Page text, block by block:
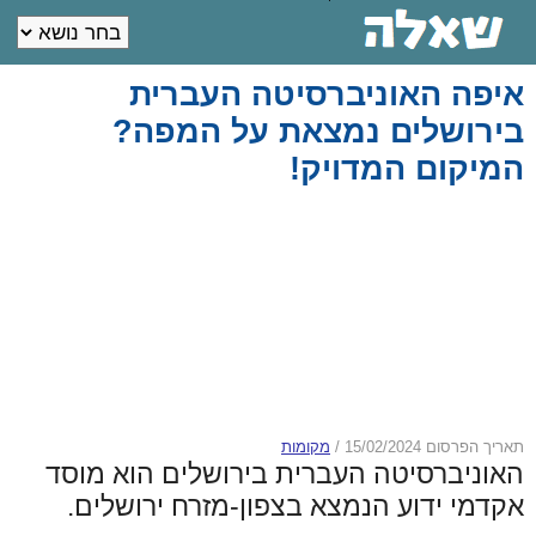
איפה האוניברסיטה העברית
בירושלים נמצאת על המפה?
המיקום המדויק!
תאריך הפרסום 15/02/2024 / מקומות
האוניברסיטה העברית בירושלים הוא מוסד
אקדמי ידוע הנמצא בצפון-מזרח ירושלים.